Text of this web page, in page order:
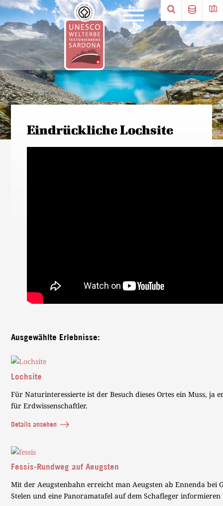
Eindrückliche Lochsite
Ausgewählte Erlebnisse:
Lochsite
Für Naturinteressierte ist der Besuch dieses Ortes ein Muss, ja
für Erdwissenschaftler.
Details ansehen
Fessis-Rundweg auf Aeugsten
Mit der Aeugstenbahn erreicht man Aeugsten ab Ennenda bei
Stelen und eine Panoramatafel auf dem Schafleger